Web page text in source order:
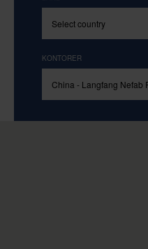
KONTORER